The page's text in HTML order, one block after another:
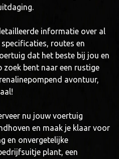
informatie over al
routes en
dat het beste bij jou en
zoek bent naar een rustige
avontuur,
nu jouw voertuig
en maak je klaar voor
en onvergetelijke
plant, een